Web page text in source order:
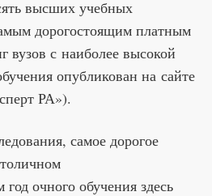
высших учебных
дорогостоящим платным
вузов с наиболее высокой
опубликован на сайте
РА»).
самое дорогое
год очного обучения здесь